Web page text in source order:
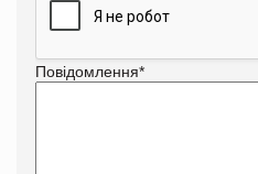
Повідомлення*